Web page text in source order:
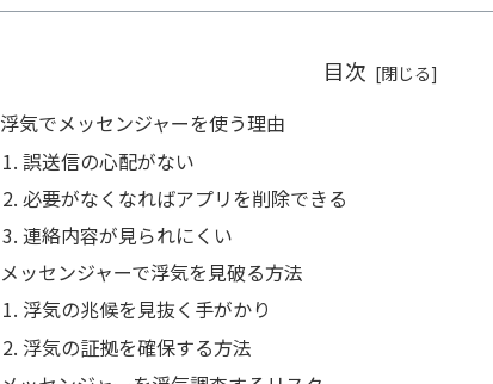
目次
浮気でメッセンジャーを使う理由
誤送信の心配がない
必要がなくなればアプリを削除できる
連絡内容が見られにくい
メッセンジャーで浮気を見破る方法
浮気の兆候を見抜く手がかり
浮気の証拠を確保する方法